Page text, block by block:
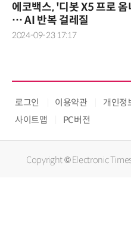
에코백스, '디봇 X5 프로 옴
… AI 반복 걸레질
2024-09-23 17:17
로그인 이용약관 개인정
사이트맵
PC버전
Copyright © Electronic